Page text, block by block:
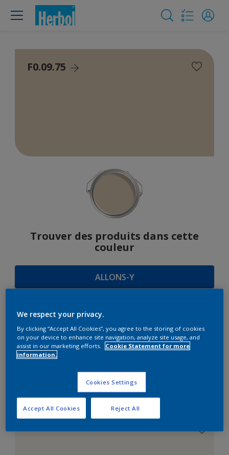
F0.09.75
Trouver des produits dans cette
couleur
ALLONS-Y
SUGGESTIONS
D'HARMONIES
Le Blanc Parfait
We respect your privacy.
By clicking “Accept All Cookies”, you agree to the storing of cookies
on your device to enhance site navigation, analyze site usage, and
assist in our marketing efforts.
Cookie Statement for more
information.
Cookies Settings
Reject All
Accept All Cookies